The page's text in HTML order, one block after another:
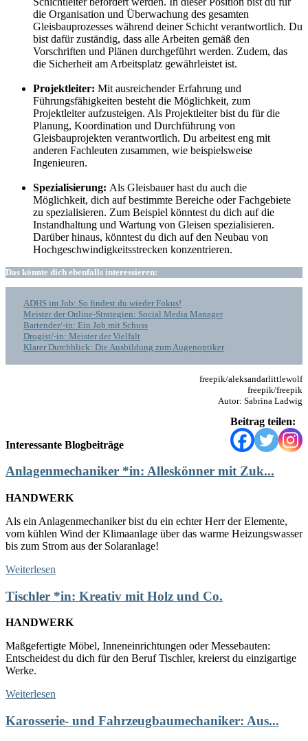
die Organisation und Überwachung des gesamten
Gleisbauprozesses während deiner Schicht verantwortlich. Du
bist dafür zuständig, dass alle Arbeiten gemäß den
Vorschriften und Plänen durchgeführt werden. Zudem, das
die Sicherheit am Arbeitsplatz gewährleistet ist.
Projektleiter: Mit ausreichender Erfahrung und
Führungsfähigkeiten besteht die Möglichkeit, zum
Projektleiter aufzusteigen. Als Projektleiter bist du für die
Planung, Koordination und Durchführung von
Gleisbauprojekten verantwortlich. Du arbeitest eng mit
anderen Fachleuten zusammen, wie beispielsweise
Ingenieuren.
Spezialisierung: Als Gleisbauer hast du auch die
Möglichkeit, dich auf bestimmte Bereiche oder Fachgebiete
zu spezialisieren. Zum Beispiel könntest du dich auf die
Instandhaltung und Wartung von Gleisen spezialisieren.
Darüber hinaus, könntest du dich auf den Neubau von
Hochgeschwindigkeitsstrecken konzentrieren.
Das könnte dich ebenfalls interessieren:
ADHS im Job: So findest du wieder Fokus!
Meister der Online-Strategien: Social Media Manager
Bartender/-in: Ein Job mit Schuss
Drogist/-in: Meister der Vielfalt
Klarer Durchblick: Die Ausbildung zum Augenoptiker
freepik/aleksandarlittlewolf
freepik/freepik
Autor: Sabrina Ladwig
Beitrag teilen:
Interessante Blogbeiträge
Anlagenmechaniker *in: Alleskönner mit Zuk...
HANDWERK
Als ein Anlagenmechaniker bist du ein echter Herr der Elemente,
vom kühlen Wind der Klimaanlage über das warme Heizungswasser
bis zum Strom aus der Solaranlage!
Weiterlesen
Tischler *in: Kreativ mit Holz und Co.
HANDWERK
Maßgefertigte Möbel, Inneneinrichtungen oder Messebauten:
Entscheidest du dich für den Beruf Tischler, kreierst du einzigartige
Werke.
Weiterlesen
Karosserie- und Fahrzeugbaumechaniker: Aus...